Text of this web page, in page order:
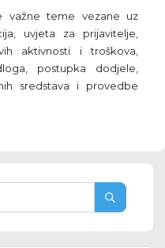
važne teme vezane uz
uvjeta za prijavitelje,
aktivnosti i troškova,
postupka dodjele,
sredstava i provedbe